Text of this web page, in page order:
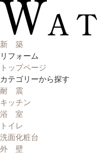
新 築
リフォーム
トップページ
カテゴリーから探す
耐 震
キッチン
浴 室
トイレ
洗面化粧台
外 壁